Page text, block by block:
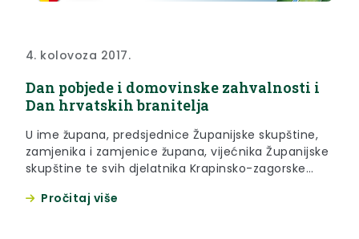
4. kolovoza 2017.
Dan pobjede i domovinske zahvalnosti i
Dan hrvatskih branitelja
U ime župana, predsjednice Županijske skupštine,
zamjenika i zamjenice župana, vijećnika Županijske
skupštine te svih djelatnika Krapinsko-zagorske
pobjede i domovinske zahvalnosti i Dana hrvatskih
Pročitaj više